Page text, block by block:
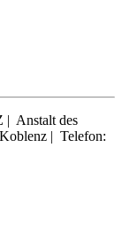
| Anstalt des
| Telefon: